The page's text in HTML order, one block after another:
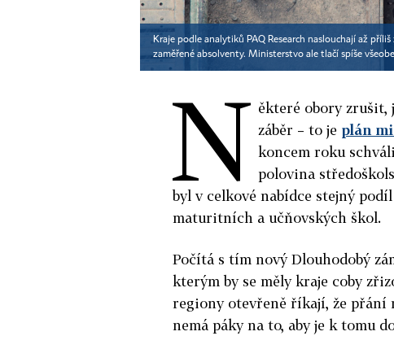
Kraje podle analytiků PAQ Research naslouchají až
zaměřené absolventy. Ministerstvo ale tlačí spíše
N ěkteré obory zrušit,
záběr – to je plán
koncem roku
polovina
byl v celkové nabídce stejný
maturitních a učňovských škol.
Počítá s tím nový Dlouhodobý
kterým by se měly kraje coby
regiony otevřeně říkají, že
nemá páky na to, aby je k tomu